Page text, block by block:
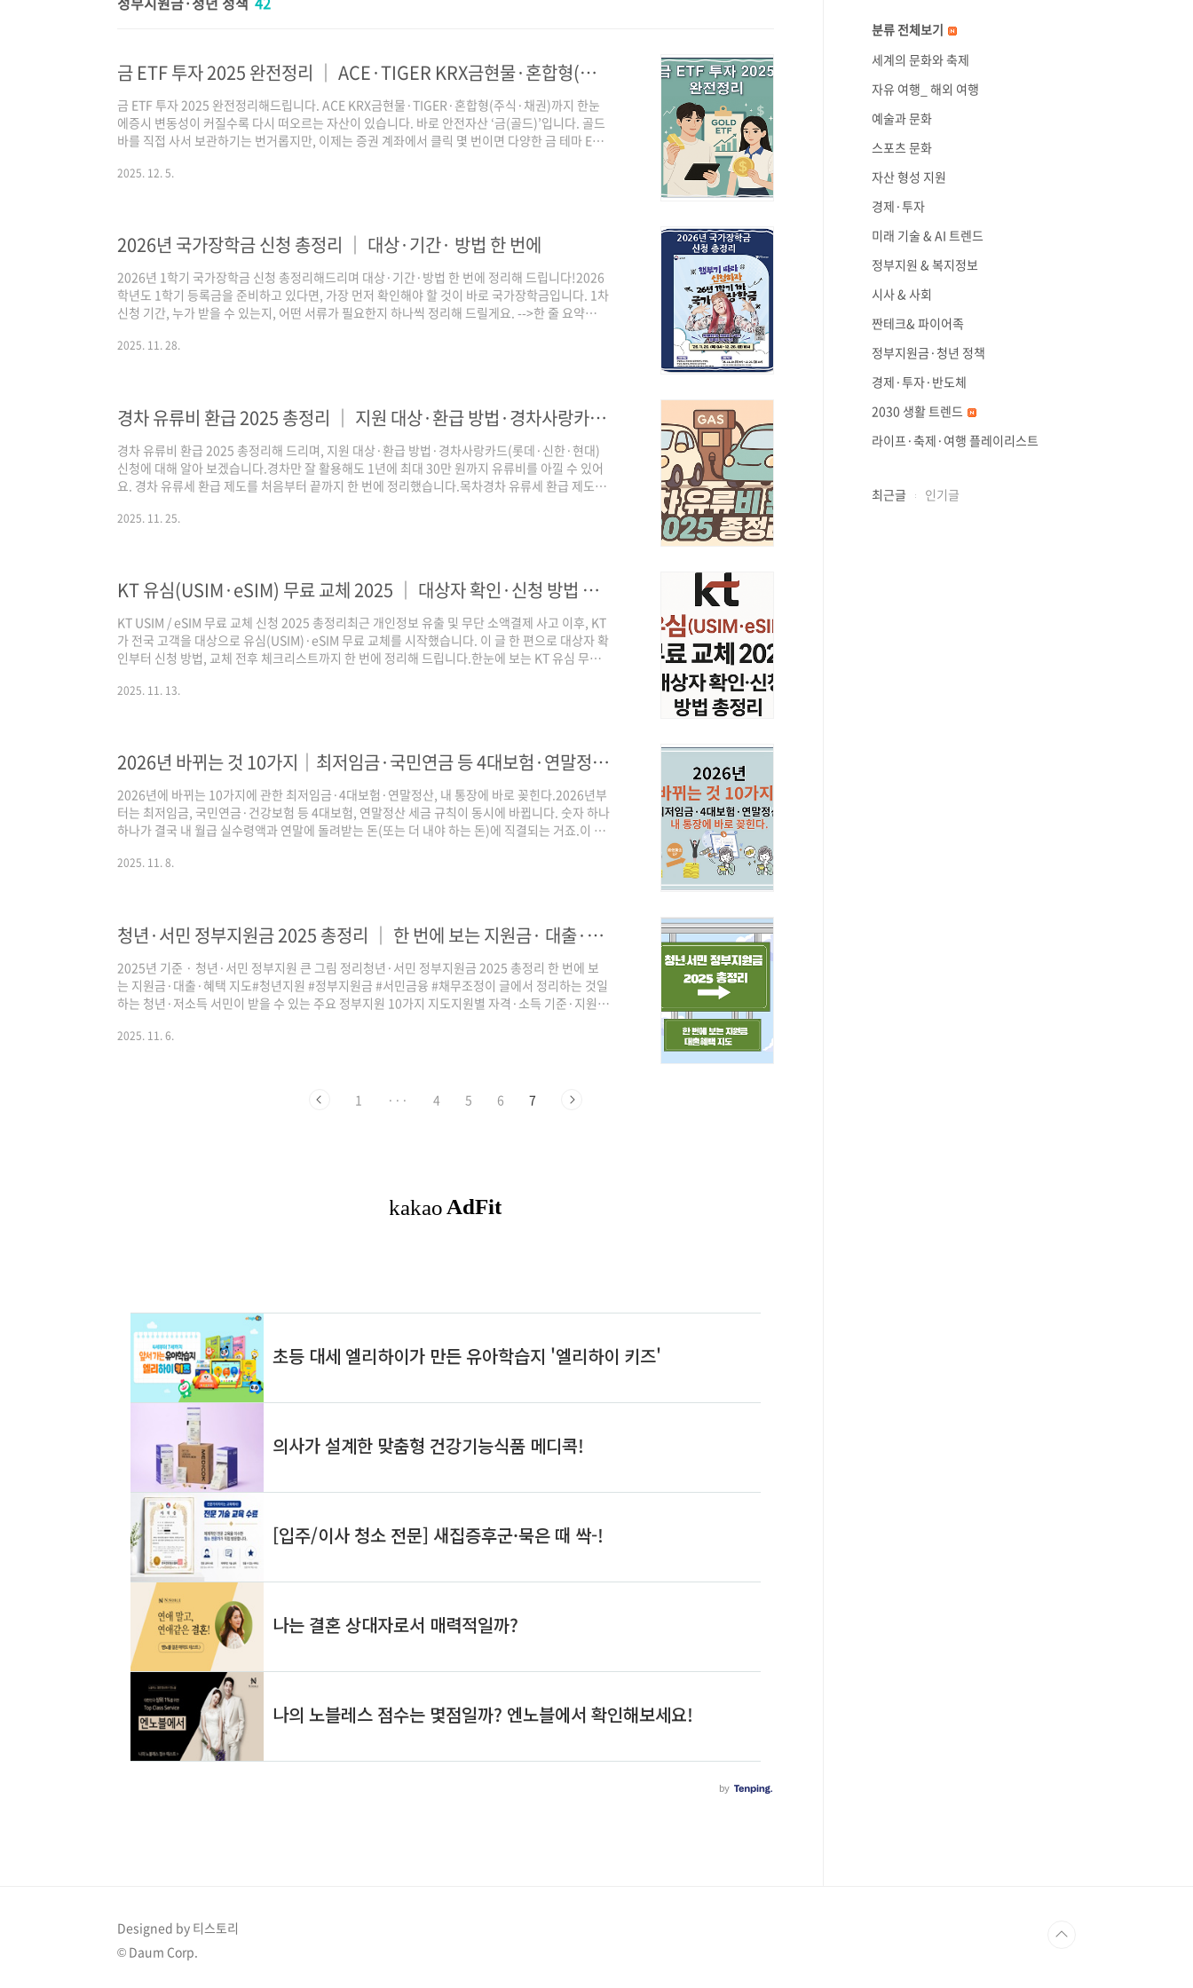
금 ETF 투자 2025 완전정리 │ ACE·TIGER KRX금현물·혼합형(골드·주식·채권) 총정리
금 ETF 투자 2025 완전정리해드립니다. ACE KRX금현물·TIGER·혼합형(주식·채권)까지 한눈
에증시 변동성이 커질수록 다시 떠오르는 자산이 있습니다. 바로 안전자산 ‘금(골드)’입니다. 골드
바를 직접 사서 보관하기는 번거롭지만, 이제는 증권 계좌에서 클릭 몇 번이면 다양한 금 테마 ETF
가 중· S&P500과 섞은 주식+금 ETF, 국고채와 결합한 금+채권 혼합 ETF까지 출시 예고· 퇴직연
2025. 12. 5.
2026년 국가장학금 신청 총정리 │ 대상·기간· 방법 한 번에
2026년 1학기 국가장학금 신청 총정리해드리며 대상·기간·방법 한 번에 정리해 드립니다!2026
학년도 1학기 등록금을 준비하고 있다면, 가장 먼저 확인해야 할 것이 바로 국가장학금입니다. 1차
신청 기간, 누가 받을 수 있는지, 어떤 서류가 필요한지 하나씩 정리해 드릴게요. -->한 줄 요약
재학생은 1차 신청이 원칙입니다. 신청 후 서류 제출 + 가구원 동의까지 완료해야 최종 접수로 인
2025. 11. 28.
경차 유류비 환급 2025 총정리 │ 지원 대상·환급 방법·경차사랑카드(롯데·신한·현대) 신청
경차 유류비 환급 2025 총정리해 드리며, 지원 대상·환급 방법·경차사랑카드(롯데·신한·현대)
신청에 대해 알아 보겠습니다.경차만 잘 활용해도 1년에 최대 30만 원까지 유류비를 아낄 수 있어
요. 경차 유류세 환급 제도를 처음부터 끝까지 한 번에 정리했습니다.목차경차 유류세 환급 제도란
은?유류구매카드(경차사랑카드) 신청 방법자동차 유류세 환급제도, 꼭 알아둬야 할 5가지 유의사
2025. 11. 25.
KT 유심(USIM·eSIM) 무료 교체 2025 │ 대상자 확인·신청 방법 총정리
KT USIM / eSIM 무료 교체 신청 2025 총정리최근 개인정보 유출 및 무단 소액결제 사고 이후, KT
가 전국 고객을 대상으로 유심(USIM)·eSIM 무료 교체를 시작했습니다. 이 글 한 편으로 대상자 확
인부터 신청 방법, 교체 전후 체크리스트까지 한 번에 정리해 드립니다.한눈에 보는 KT 유심 무료
외)통신사 : KT 직영 고객 + KT망 알뜰폰(MVNO) 이용자(예: KT M모바일, 헬로모바일, 스카이라
2025. 11. 13.
2026년 바뀌는 것 10가지│최저임금·국민연금 등 4대보험·연말정산, 내 통장에 바로 꽂힌다.
2026년에 바뀌는 10가지에 관한 최저임금·4대보험·연말정산, 내 통장에 바로 꽂힌다.2026년부
터는 최저임금, 국민연금·건강보험 등 4대보험, 연말정산 세금 규칙이 동시에 바뀝니다. 숫자 하나
하나가 결국 내 월급 실수령액과 연말에 돌려받는 돈(또는 더 내야 하는 돈)에 직결되는 거죠.이 글
습니다. 관련 있는 글 [ 내부 링크] : 2026 연말정산 막판 스퍼트 ! D-3 절세 전략 [내부링크]: 2026
2025. 11. 8.
청년·서민 정부지원금 2025 총정리 │ 한 번에 보는 지원금· 대출·혜택 지도
2025년 기준 · 청년·서민 정부지원 큰 그림 정리청년·서민 정부지원금 2025 총정리 한 번에 보
는 지원금·대출·혜택 지도#청년지원 #정부지원금 #서민금융 #채무조정이 글에서 정리하는 것일
하는 청년·저소득 서민이 받을 수 있는 주요 정부지원 10가지 지도지원별 자격·소득 기준·지원금
청년·서민 정부지원, 2025년 큰 그림부터 보기일자리·소득 보전 지원 │ 국민취업지원제도·근
해야 할까? 3단계 체크리스트정리: 2025년, 청년·서..
2025. 11. 6.
1 ··· 4 5 6 7
분류 전체보기
세계의 문화와 축제
자유 여행_ 해외 여행
예술과 문화
스포츠 문화
자산 형성 지원
경제·투자
미래 기술 & AI 트렌드
정부지원 & 복지정보
시사 & 사회
짠테크& 파이어족
정부지원금·청년 정책
경제·투자·반도체
2030 생활 트렌드
라이프·축제·여행 플레이리스트
최근글 인기글
Designed by 티스토리
© Daum Corp.